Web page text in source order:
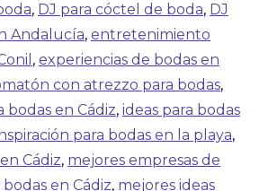
, DJ para cóctel de boda, DJ
Andalucía, entretenimiento
, experiencias de bodas en
con atrezzo para bodas,
en Cádiz, ideas para bodas
para bodas en la playa,
Cádiz, mejores empresas de
en Cádiz, mejores ideas